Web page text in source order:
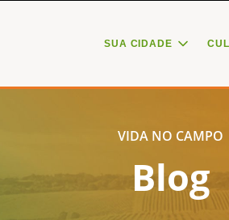
SUA CIDADE
VIDA NO CAMPO
Blog